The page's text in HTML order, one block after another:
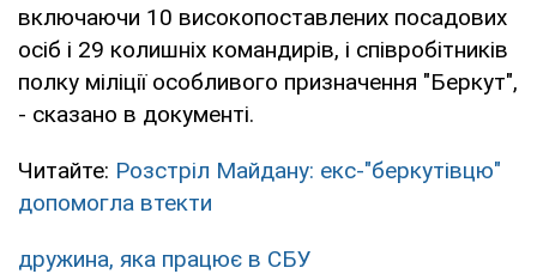
включаючи 10 високопоставлених посадових
осіб і 29 колишніх командирів, і співробітників
полку міліції особливого призначення "Беркут",
- сказано в документі.
Читайте: Розстріл Майдану: екс-"беркутівцю"
допомогла втекти
дружина, яка працює в СБУ